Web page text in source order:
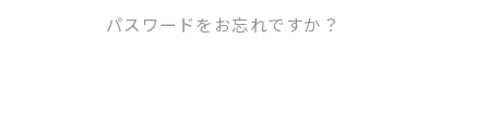
パスワードをお忘れですか？